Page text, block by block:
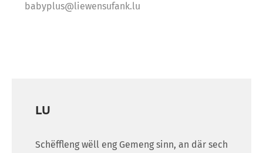
babyplus@liewensufank.lu
LU
Schëffleng wëll eng Gemeng sinn, an där sech